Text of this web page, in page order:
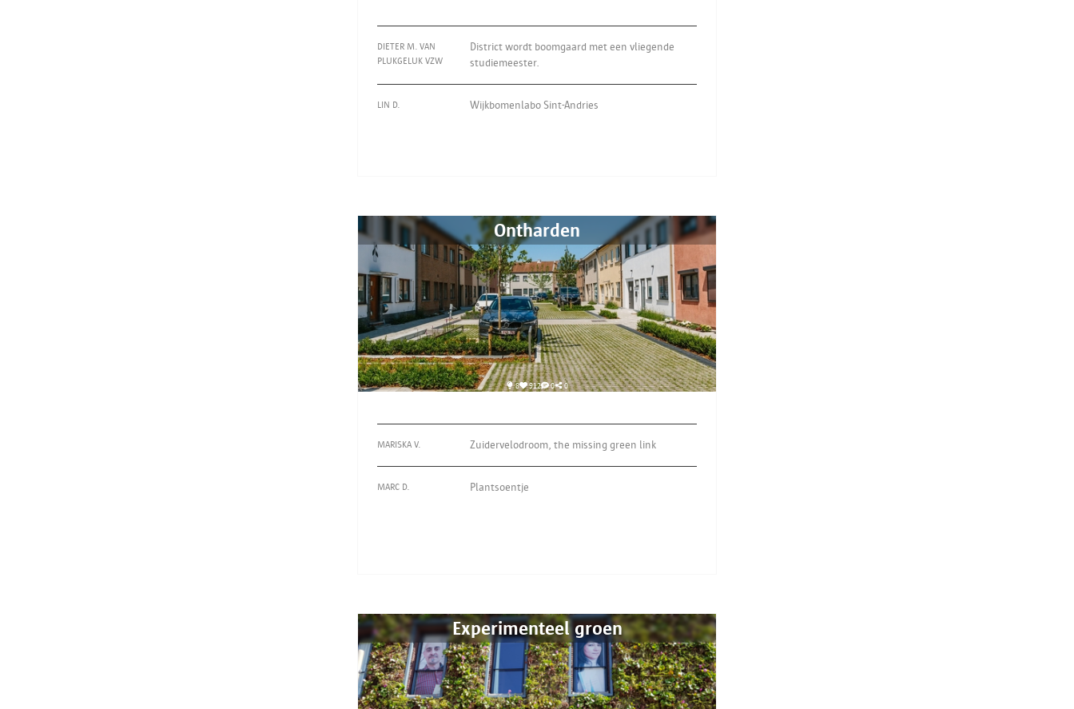
DIETER M. VAN
PLUKGELUK VZW
District wordt boomgaard met een vliegende
studiemeester.
LIN D. Wijkbomenlabo Sint-Andries
Ontharden
8 912 0 0
MARISKA V. Zuidervelodroom, the missing green link
MARC D. Plantsoentje
Experimenteel groen